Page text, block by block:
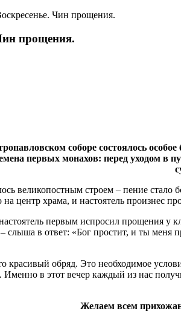
Чин прощения.
прощения.
соборе состоялось
первых монахов: перед уходом в
великопостным строем – пение
центр храма, и настоятель произнес
первым испросил прощения
слыша в ответ: «Бог простит, и ты меня
красивый обряд. Это необходимое
в этот вечер каждый из нас
Желаем всем